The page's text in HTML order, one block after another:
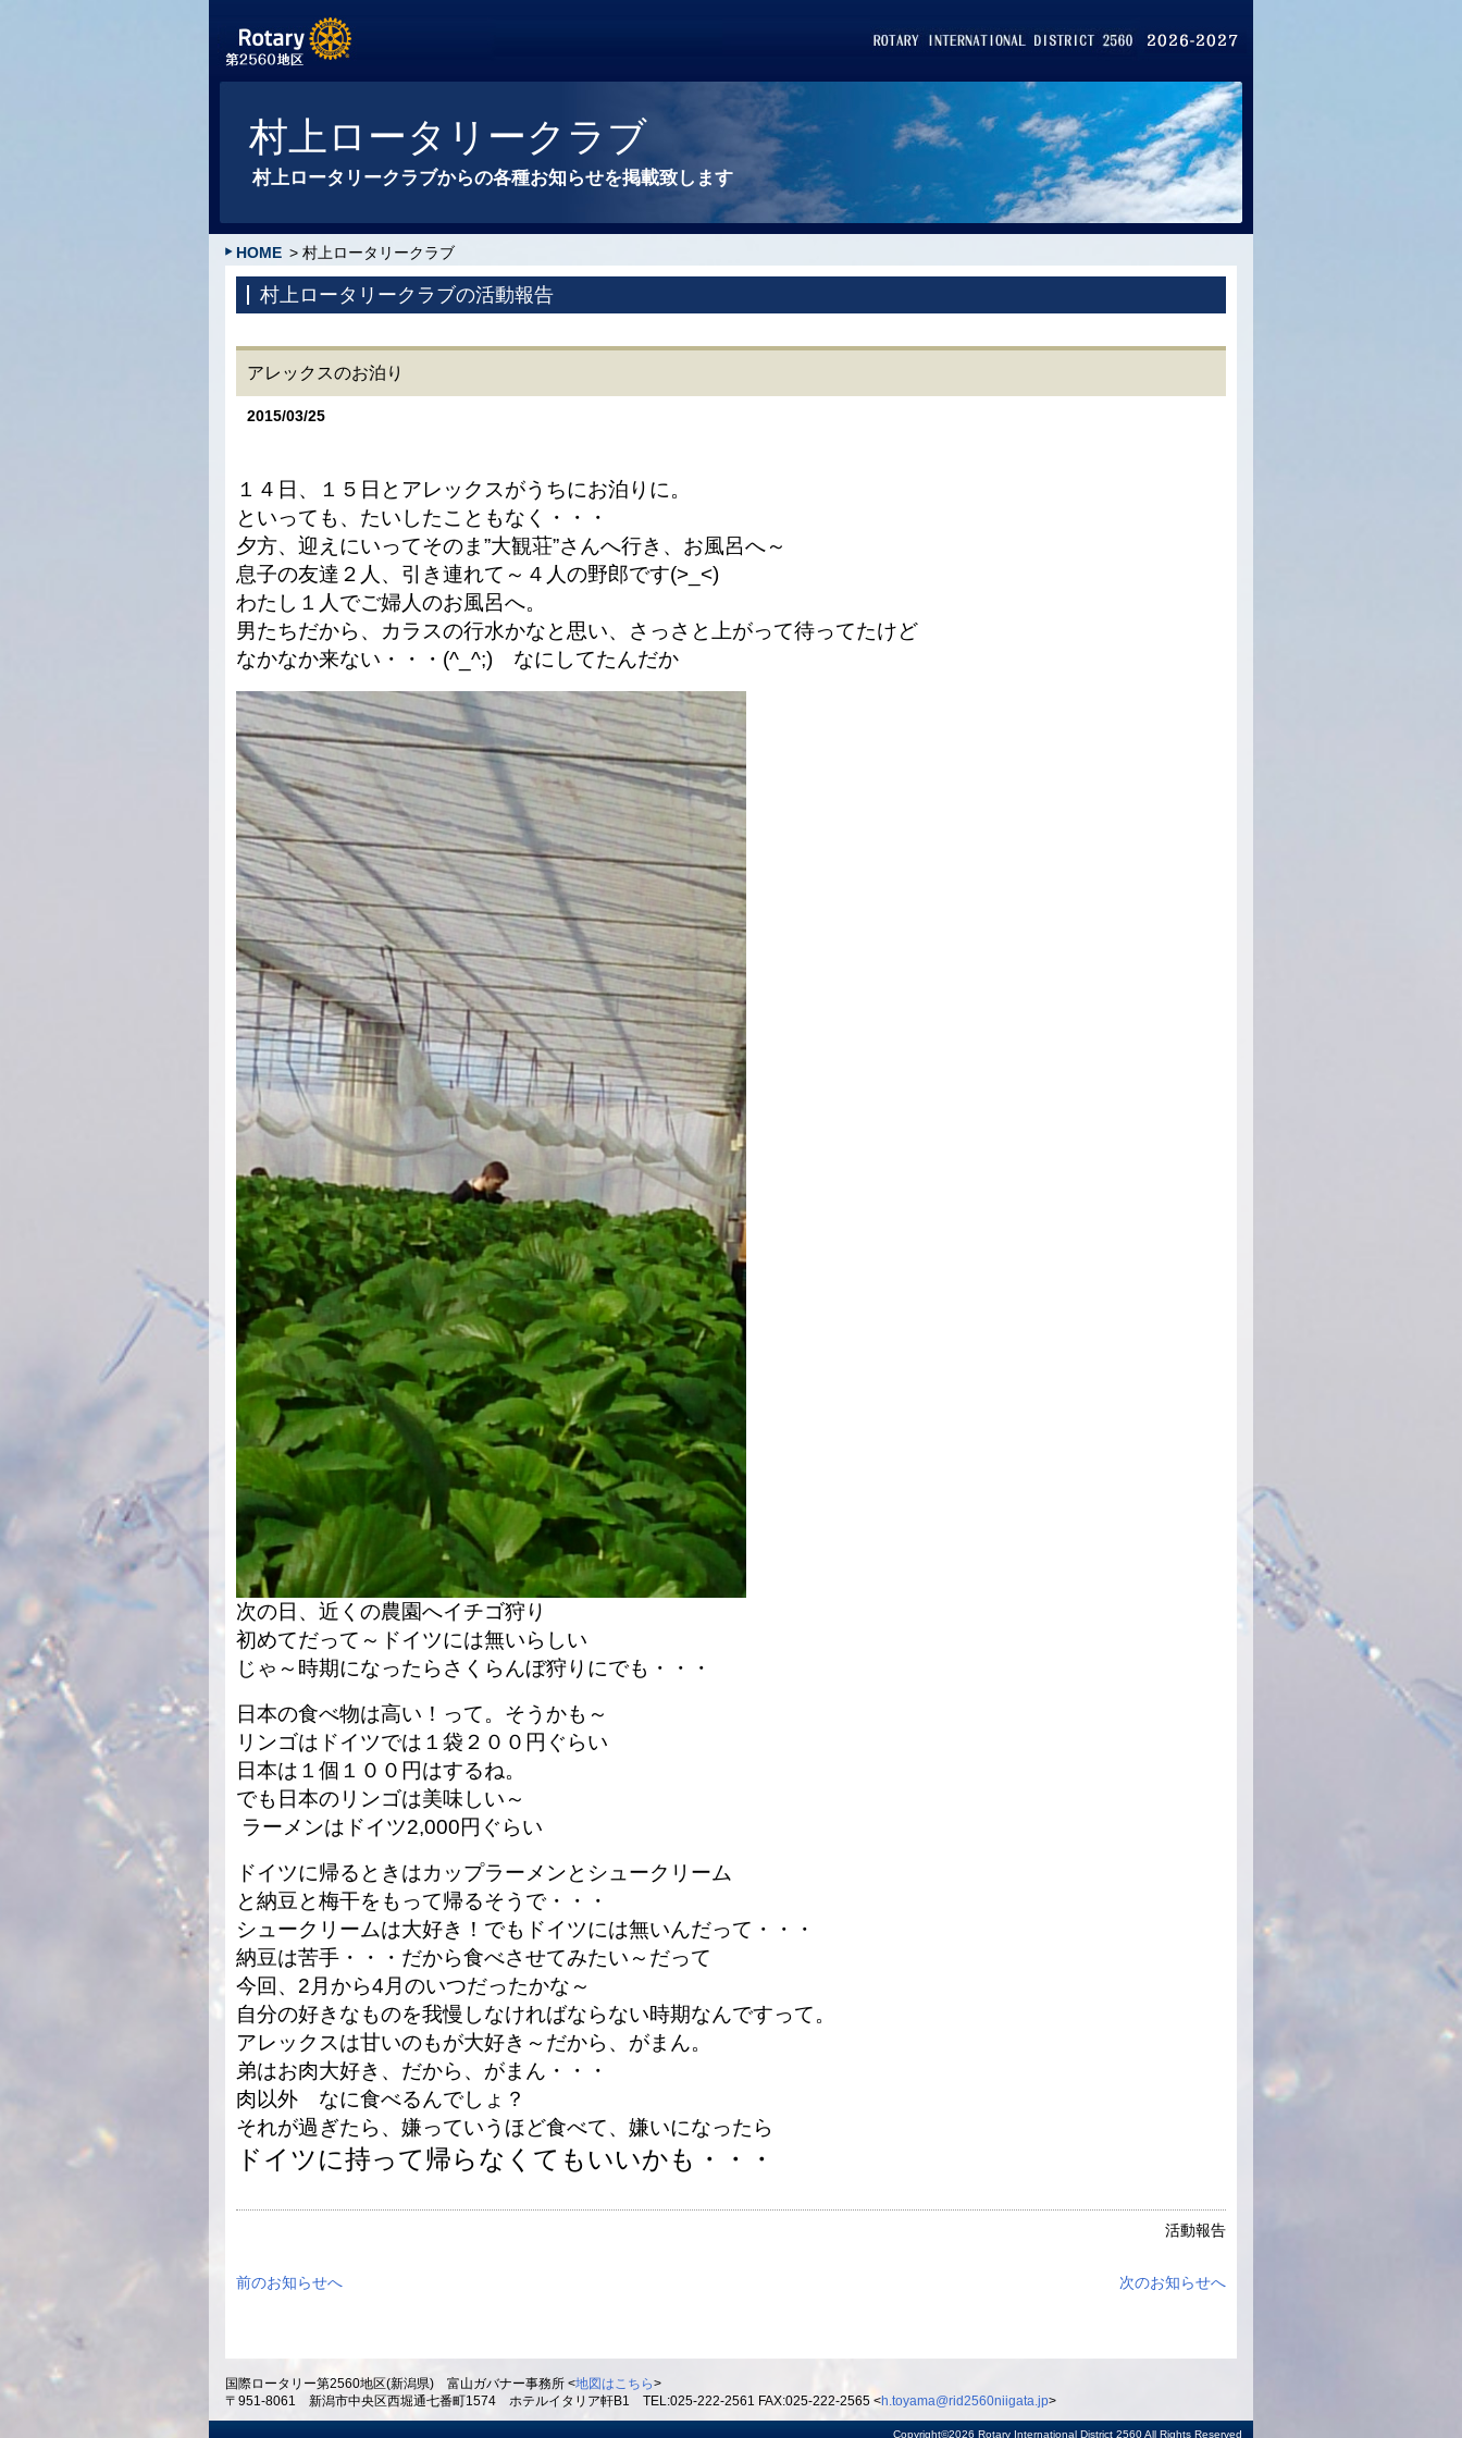
村上ロータリークラブ
村上ロータリークラブからの各種お知らせを掲載致します
HOME > 村上ロータリークラブ
村上ロータリークラブの活動報告
アレックスのお泊り
2015/03/25
１４日、１５日とアレックスがうちにお泊りに。
といっても、たいしたこともなく・・・
夕方、迎えにいってそのま”大観荘”さんへ行き、お風呂へ～
息子の友達２人、引き連れて～４人の野郎です(>_<)
わたし１人でご婦人のお風呂へ。
男たちだから、カラスの行水かなと思い、さっさと上がって待ってたけど
なかなか来ない・・・(^_^;) なにしてたんだか
次の日、近くの農園へイチゴ狩り
初めてだって～ドイツには無いらしい
じゃ～時期になったらさくらんぼ狩りにでも・・・
日本の食べ物は高い！って。そうかも～
リンゴはドイツでは１袋２００円ぐらい
日本は１個１００円はするね。
でも日本のリンゴは美味しい～
ラーメンはドイツ2,000円ぐらい
ドイツに帰るときはカップラーメンとシュークリーム
と納豆と梅干をもって帰るそうで・・・
シュークリームは大好き！でもドイツには無いんだって・・・
納豆は苦手・・・だから食べさせてみたい～だって
今回、2月から4月のいつだったかな～
自分の好きなものを我慢しなければならない時期なんですって。
アレックスは甘いのもが大好き～だから、がまん。
弟はお肉大好き、だから、がまん・・・
肉以外 なに食べるんでしょ？
それが過ぎたら、嫌っていうほど食べて、嫌いになったら
ドイツに持って帰らなくてもいいかも・・・
活動報告
前のお知らせへ 次のお知らせへ
国際ロータリー第2560地区(新潟県) 富山ガバナー事務所 <地図はこちら>
〒951-8061 新潟市中央区西堀通七番町1574 ホテルイタリア軒B1 TEL:025-222-2561 FAX:025-222-2565 <h.toyama@rid2560niigata.jp>
Copyright©2026 Rotary International District 2560 All Rights Reserved